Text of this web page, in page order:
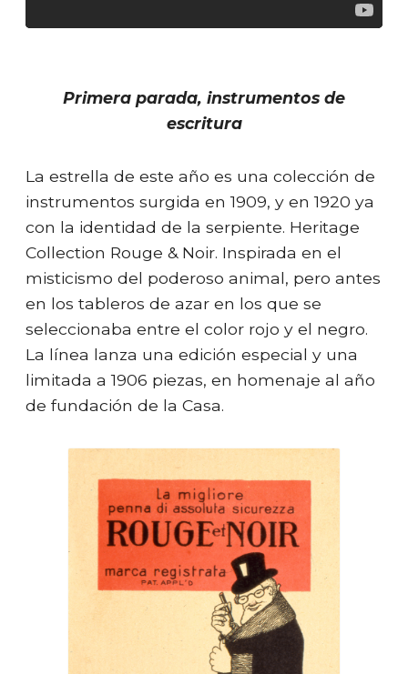
Primera parada, instrumentos de
escritura
La estrella de este año es una colección de
instrumentos surgida en 1909, y en 1920 ya
con la identidad de la serpiente. Heritage
Collection Rouge & Noir. Inspirada en el
misticismo del poderoso animal, pero antes
en los tableros de azar en los que se
seleccionaba entre el color rojo y el negro.
La línea lanza una edición especial y una
limitada a 1906 piezas, en homenaje al año
de fundación de la Casa.